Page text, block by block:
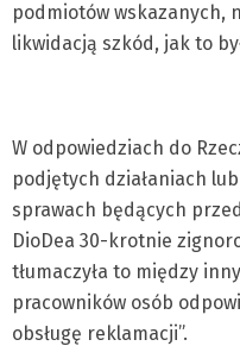
podmiotów wskazanych,
likwidacją szkód, jak to
W odpowiedziach do
podjętych działaniach
sprawach będących
DioDea 30-krotnie
tłumaczyła to między
pracowników osób
obsługę reklamacji”.